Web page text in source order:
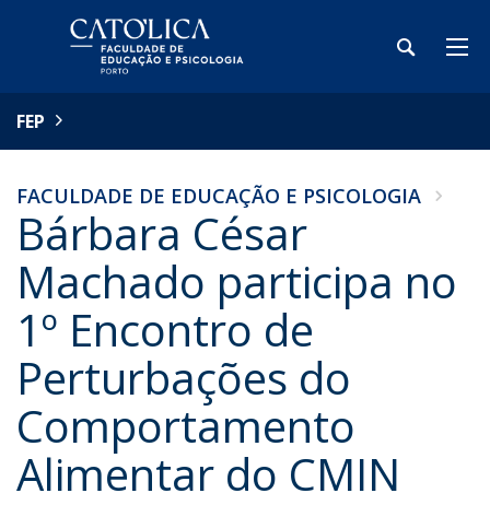
FEP
FACULDADE DE EDUCAÇÃO E PSICOLOGIA
Bárbara César
Machado participa no
1º Encontro de
Perturbações do
Comportamento
Alimentar do CMIN